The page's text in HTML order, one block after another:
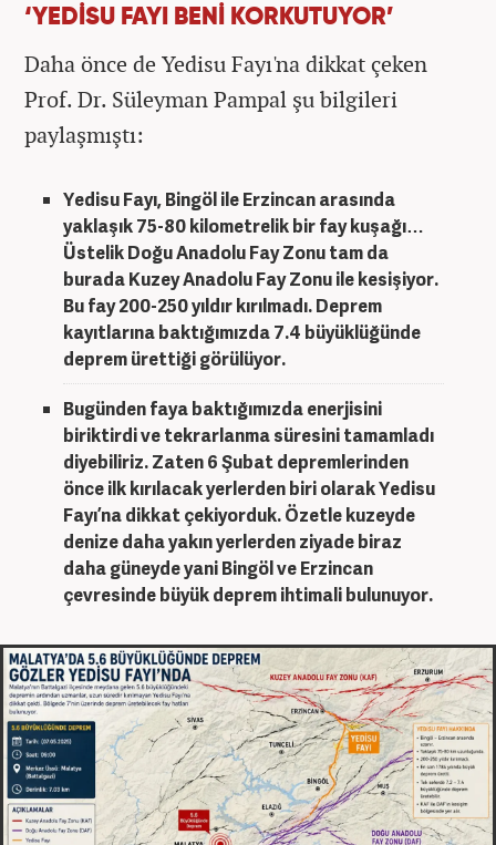
‘YEDİSU FAYI BENİ KORKUTUYOR’
Daha önce de Yedisu Fayı'na dikkat çeken
Prof. Dr. Süleyman Pampal şu bilgileri
paylaşmıştı:
Yedisu Fayı, Bingöl ile Erzincan arasında
yaklaşık 75-80 kilometrelik bir fay kuşağı…
Üstelik Doğu Anadolu Fay Zonu tam da
burada Kuzey Anadolu Fay Zonu ile kesişiyor.
Bu fay 200-250 yıldır kırılmadı. Deprem
kayıtlarına baktığımızda 7.4 büyüklüğünde
deprem ürettiği görülüyor.
Bugünden faya baktığımızda enerjisini
biriktirdi ve tekrarlanma süresini tamamladı
diyebiliriz. Zaten 6 Şubat depremlerinden
önce ilk kırılacak yerlerden biri olarak Yedisu
Fayı’na dikkat çekiyorduk. Özetle kuzeyde
denize daha yakın yerlerden ziyade biraz
daha güneyde yani Bingöl ve Erzincan
çevresinde büyük deprem ihtimali bulunuyor.